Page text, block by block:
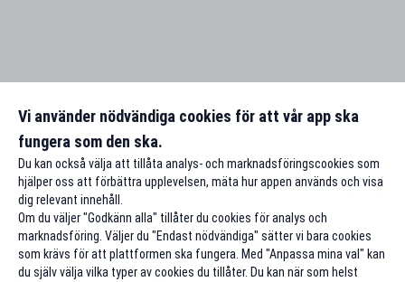
Vi använder nödvändiga cookies för att vår app ska
fungera som den ska.
Du kan också välja att tillåta analys- och marknadsföringscookies som
hjälper oss att förbättra upplevelsen, mäta hur appen används och visa
dig relevant innehåll.
Om du väljer "Godkänn alla" tillåter du cookies för analys och
marknadsföring. Väljer du "Endast nödvändiga" sätter vi bara cookies
som krävs för att plattformen ska fungera. Med "Anpassa mina val" kan
du själv välja vilka typer av cookies du tillåter. Du kan när som helst